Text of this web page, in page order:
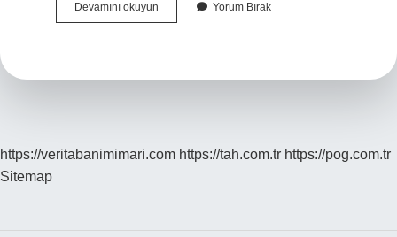
Devamını okuyun
Bohcası
Yorum Bırak
https://veritabanimimari.com https://tah.com.tr https://pog.com.tr
Sitemap